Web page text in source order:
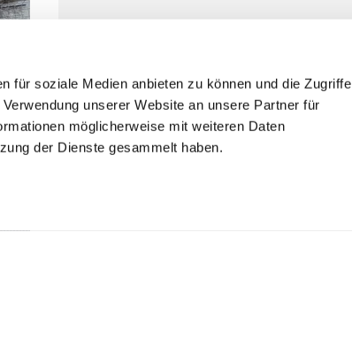
für soziale Medien anbieten zu können und die Zugriffe
unserer Website an unsere Partner für
möglicherweise mit weiteren Daten
der Dienste gesammelt haben.